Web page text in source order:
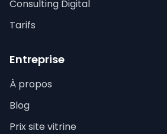
Consulting Digital
Tarifs
Entreprise
À propos
Blog
Prix site vitrine